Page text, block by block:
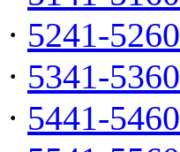
· 5241-5260
· 5341-5360
· 5441-5460